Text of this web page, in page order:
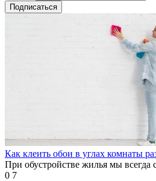
Подписаться
Как клеить обои в углах комнаты
При обустройстве жилья мы всегда
0 7